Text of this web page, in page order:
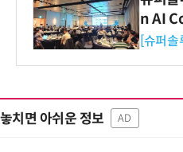
n AI
리 성료
[슈퍼
놓치면 아쉬운 정보 AD